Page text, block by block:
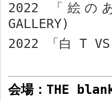
2022
「絵の
GALLERY)
2022
「白 T VS
会場： THE